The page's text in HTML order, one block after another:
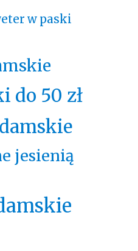
w paski
do 50 zł
jesienią